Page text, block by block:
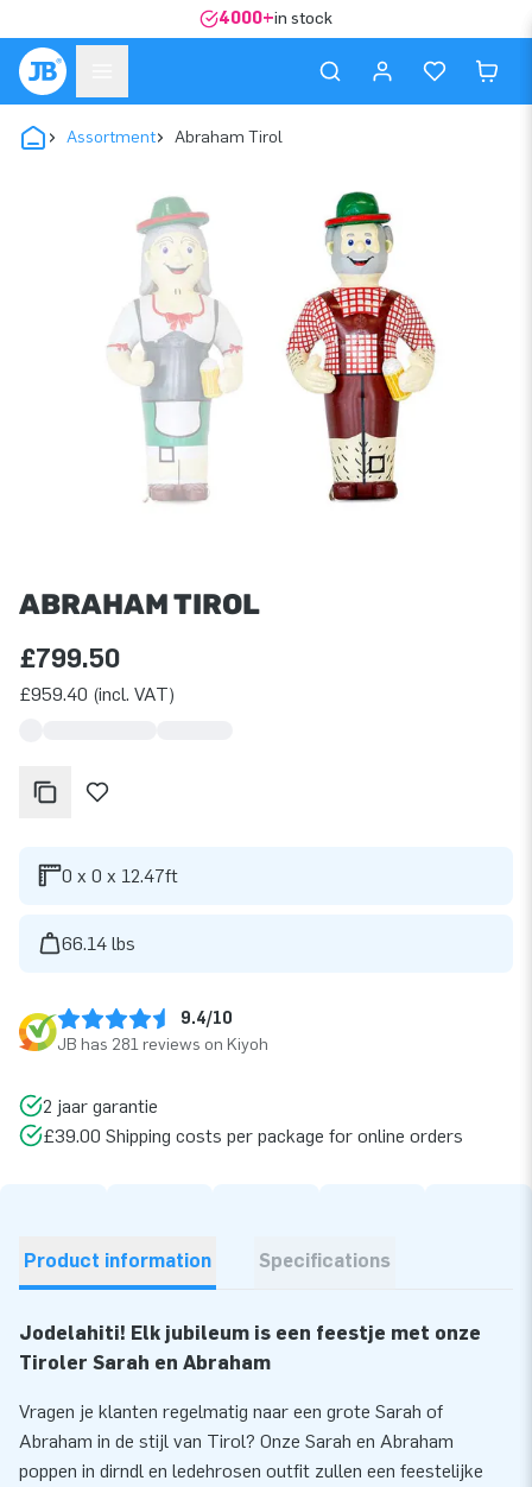
4000+in stock
Assortment Abraham Tirol
ABRAHAM TIROL
£799.50
£959.40 (incl. VAT)
0 x 0 x 12.47ft
66.14 lbs
9.4/10
JB has 281 reviews on Kiyoh
2 jaar garantie
£39.00 Shipping costs per package for online orders
Product information Specifications
Jodelahiti! Elk jubileum is een feestje met onze
Tiroler Sarah en Abraham
Vragen je klanten regelmatig naar een grote Sarah of
Abraham in de stijl van Tirol? Onze Sarah en Abraham
poppen in dirndl en ledehrosen outfit zullen een feestelijke